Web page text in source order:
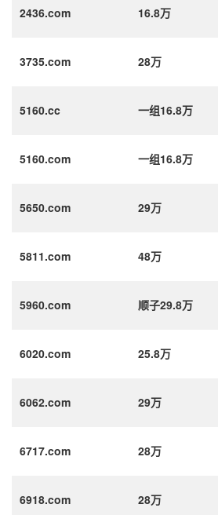
2436.com 16.8万
3735.com 28万
5160.cc 一组16.8万
5160.com 一组16.8万
5650.com 29万
5811.com 48万
5960.com 顺子29.8万
6020.com 25.8万
6062.com 29万
6717.com 28万
6918.com 28万